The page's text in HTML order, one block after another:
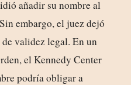
añadir su nombre al
embargo, el juez dejó
validez legal. En un
el Kennedy Center
podría obligar a